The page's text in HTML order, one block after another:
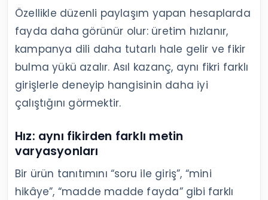
Özellikle düzenli paylaşım yapan hesaplarda
fayda daha görünür olur: üretim hızlanır,
kampanya dili daha tutarlı hale gelir ve fikir
bulma yükü azalır. Asıl kazanç, aynı fikri farklı
girişlerle deneyip hangisinin daha iyi
çalıştığını görmektir.
Hız: aynı fikirden farklı metin
varyasyonları
Bir ürün tanıtımını “soru ile giriş”, “mini
hikâye”, “madde madde fayda” gibi farklı